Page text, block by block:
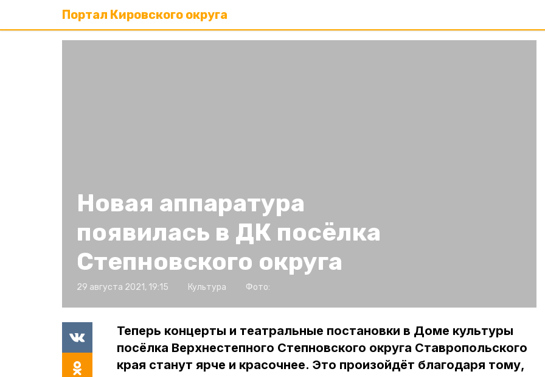
Портал Кировского округа
Новая аппаратура
появилась в ДК посёлка
Степновского округа
29 августа 2021, 19:15 Культура Фото:
Теперь концерты и театральные постановки в Доме культуры
посёлка Верхнестепного Степновского округа Ставропольского
края станут ярче и красочнее. Это произойдёт благодаря тому,